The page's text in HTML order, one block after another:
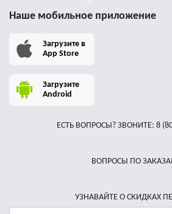
Наше мобильное приложение
Загрузите в
App Store
Загрузите
Android
ЕСТЬ ВОПРОСЫ? ЗВОНИТЕ: 8
ВОПРОСЫ ПО
УЗНАВАЙТЕ О СКИДКАХ